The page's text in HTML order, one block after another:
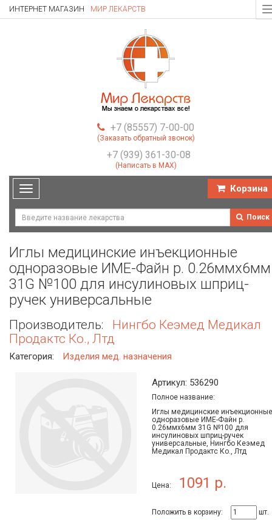
ИНТЕРНЕТ МАГАЗИН МИР ЛЕКАРСТВ
+7 (85557) 7-00-00
(Заказать обратный звонок)
+7 (939) 361-30-08
(Написать в MAX)
Toggle
navigation
Корзина
Поиск
Иглы медицинские инъекционные
одноразовые ИМЕ-Файн р. 0.26ммх6мм
31G №100 для инсулиновых шприц-
ручек универсальные
Производитель:
Нингбо Кеэмед Медикал
Продактс Ко., Лтд
Категория: Изделия мед. назначения
Артикул: 536290
Полное название:
Иглы медицинские инъекционные
одноразовые ИМЕ-Файн р.
0.26ммх6мм 31G №100 для
инсулиновых шприц-ручек
универсальные, Нингбо Кеэмед
Медикал Продактс Ко., Лтд
Цена: 1091 р.
Положить в корзину:
шт.